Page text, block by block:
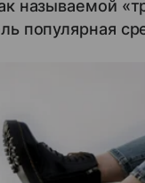
называемой
популярная